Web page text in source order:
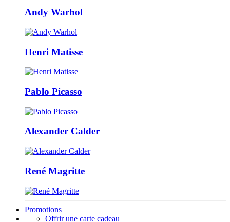
Andy Warhol
Henri Matisse
Pablo Picasso
Alexander Calder
René Magritte
Promotions
Offrir une carte cadeau